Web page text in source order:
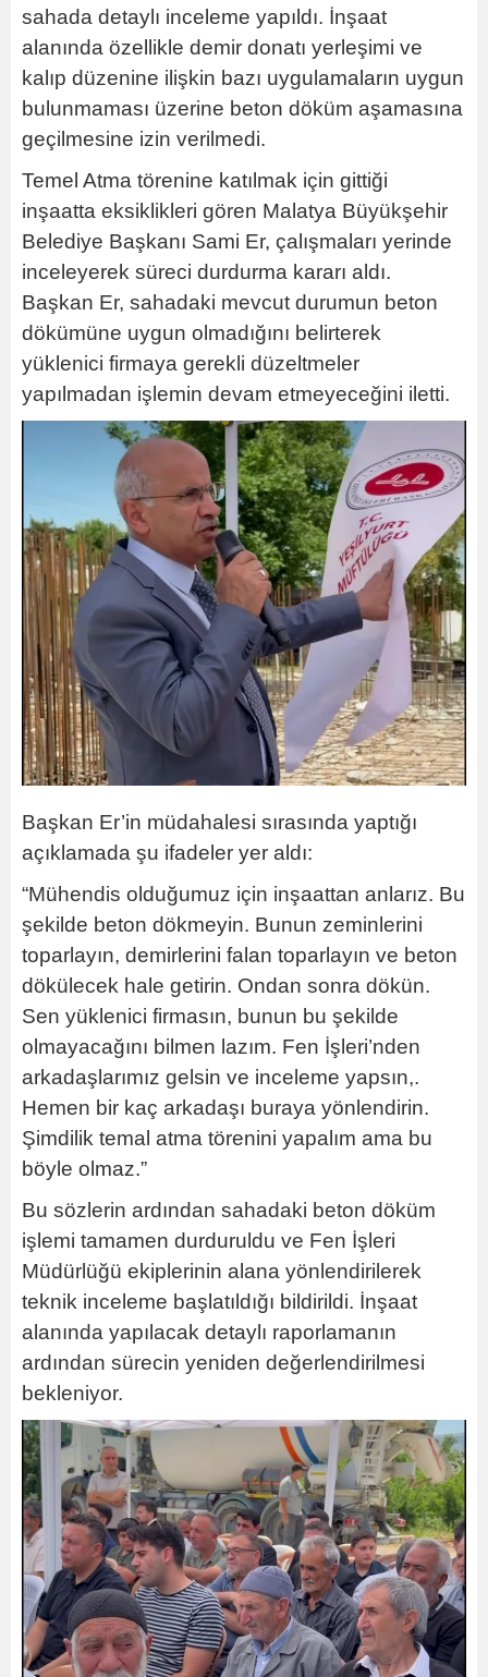
sahada detaylı inceleme yapıldı. İnşaat
alanında özellikle demir donatı yerleşimi ve
kalıp düzenine ilişkin bazı uygulamaların uygun
bulunmaması üzerine beton döküm aşamasına
geçilmesine izin verilmedi.
Temel Atma törenine katılmak için gittiği
inşaatta eksiklikleri gören Malatya Büyükşehir
Belediye Başkanı Sami Er, çalışmaları yerinde
inceleyerek süreci durdurma kararı aldı.
Başkan Er, sahadaki mevcut durumun beton
dökümüne uygun olmadığını belirterek
yüklenici firmaya gerekli düzeltmeler
yapılmadan işlemin devam etmeyeceğini iletti.
Başkan Er’in müdahalesi sırasında yaptığı
açıklamada şu ifadeler yer aldı:
“Mühendis olduğumuz için inşaattan anlarız. Bu
şekilde beton dökmeyin. Bunun zeminlerini
toparlayın, demirlerini falan toparlayın ve beton
dökülecek hale getirin. Ondan sonra dökün.
Sen yüklenici firmasın, bunun bu şekilde
olmayacağını bilmen lazım. Fen İşleri’nden
arkadaşlarımız gelsin ve inceleme yapsın,.
Hemen bir kaç arkadaşı buraya yönlendirin.
Şimdilik temal atma törenini yapalım ama bu
böyle olmaz.”
Bu sözlerin ardından sahadaki beton döküm
işlemi tamamen durduruldu ve Fen İşleri
Müdürlüğü ekiplerinin alana yönlendirilerek
teknik inceleme başlatıldığı bildirildi. İnşaat
alanında yapılacak detaylı raporlamanın
ardından sürecin yeniden değerlendirilmesi
bekleniyor.